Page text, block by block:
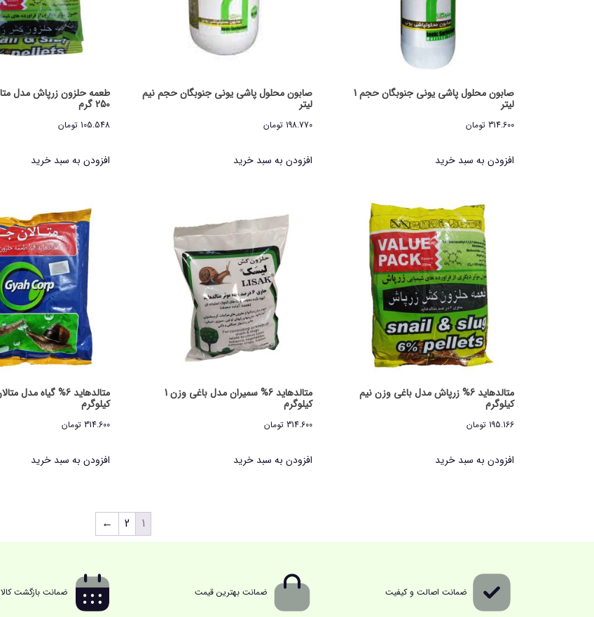
صابون محلول پاشی یونی جنوبگان حجم 1
لیتر
314.600 تومان
افزودن به سبد خرید
صابون محلول پاشی یونی جنوبگان حجم نیم
لیتر
198.770 تومان
افزودن به سبد خرید
250 گرم
105.548 تومان
افزودن به سبد خرید
متالدهاید 6% زرپاش مدل باغی وزن نیم
کیلوگرم
195.166 تومان
افزودن به سبد خرید
متالدهاید 6% سمیران مدل باغی وزن 1
کیلوگرم
314.600 تومان
افزودن به سبد خرید
کیلوگرم
314.600 تومان
افزودن به سبد خرید
1
2
←
ضمانت اصالت و کیفیت ضمانت بهترین قیمت ضمانت بازگشت کالا